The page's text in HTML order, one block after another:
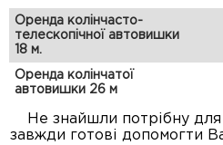
Оренда колінчасто-
телескопічної автовишки
18 м.
Оренда колінчатої
автовишки 26 м
Не знайшли потрібну
завжди готові допомогти